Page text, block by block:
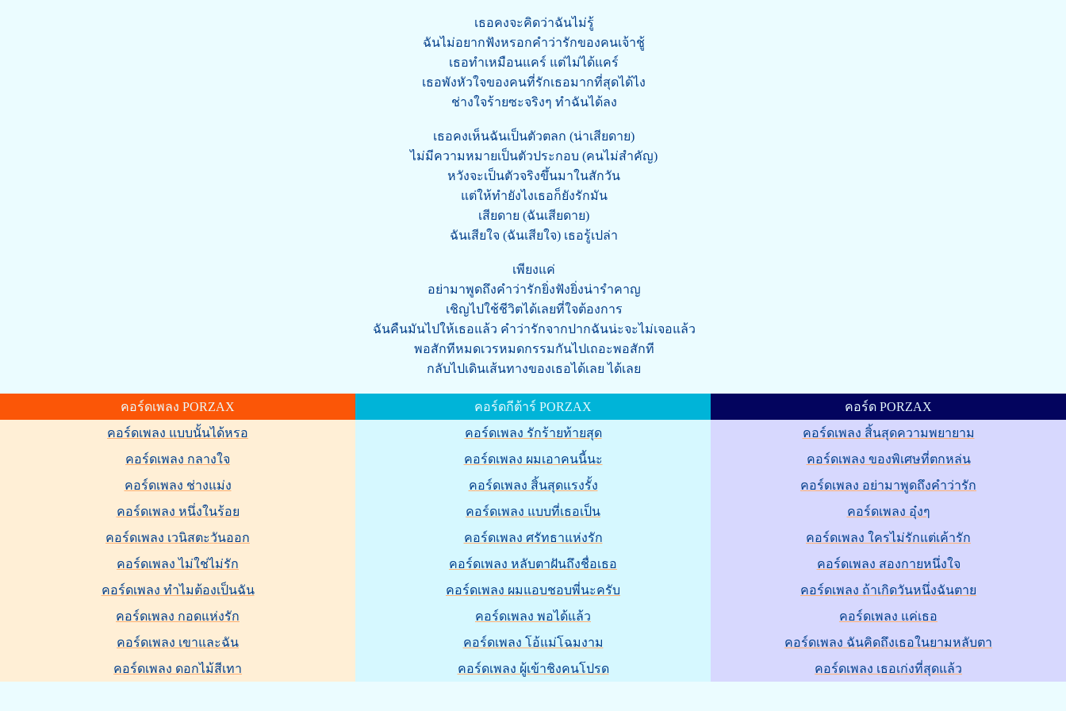
เธอคงจะคิดว่าฉันไม่รู้
ฉันไม่อยากฟังหรอกคำว่ารักของคนเจ้าชู้
เธอทำเหมือนแคร์ แต่ไม่ได้แคร์
เธอพังหัวใจของคนที่รักเธอมากที่สุดได้ไง
ช่างใจร้ายซะจริงๆ ทำฉันได้ลง
เธอคงเห็นฉันเป็นตัวตลก (น่าเสียดาย)
ไม่มีความหมายเป็นตัวประกอบ (คนไม่สำคัญ)
หวังจะเป็นตัวจริงขึ้นมาในสักวัน
แต่ให้ทำยังไงเธอก็ยังรักมัน
เสียดาย (ฉันเสียดาย)
ฉันเสียใจ (ฉันเสียใจ) เธอรู้เปล่า
เพียงแค่
อย่ามาพูดถึงคำว่ารักยิ่งฟังยิ่งน่ารำคาญ
เชิญไปใช้ชีวิตได้เลยที่ใจต้องการ
ฉันคืนมันไปให้เธอแล้ว คำว่ารักจากปากฉันน่ะจะไม่เจอแล้ว
พอสักทีหมดเวรหมดกรรมกันไปเถอะพอสักที
กลับไปเดินเส้นทางของเธอได้เลย ได้เลย
คอร์ดเพลง PORZAX
คอร์ดเพลง แบบนั้นได้หรอ
คอร์ดเพลง กลางใจ
คอร์ดเพลง ช่างแม่ง
คอร์ดเพลง หนึ่งในร้อย
คอร์ดเพลง เวนิสตะวันออก
คอร์ดเพลง ไม่ใช่ไม่รัก
คอร์ดเพลง ทำไมต้องเป็นฉัน
คอร์ดเพลง กอดแห่งรัก
คอร์ดเพลง เขาและฉัน
คอร์ดเพลง ดอกไม้สีเทา
คอร์ดกีต้าร์ PORZAX
คอร์ดเพลง รักร้ายท้ายสุด
คอร์ดเพลง ผมเอาคนนี้นะ
คอร์ดเพลง สิ้นสุดแรงรั้ง
คอร์ดเพลง แบบที่เธอเป็น
คอร์ดเพลง ศรัทธาแห่งรัก
คอร์ดเพลง หลับตาฝันถึงชื่อเธอ
คอร์ดเพลง ผมแอบชอบพี่นะครับ
คอร์ดเพลง พอได้แล้ว
คอร์ดเพลง โอ้แม่โฉมงาม
คอร์ดเพลง ผู้เข้าชิงคนโปรด
คอร์ด PORZAX
คอร์ดเพลง สิ้นสุดความพยายาม
คอร์ดเพลง ของพิเศษที่ตกหล่น
คอร์ดเพลง อย่ามาพูดถึงคำว่ารัก
คอร์ดเพลง อุ๋งๆ
คอร์ดเพลง ใครไม่รักแต่เค้ารัก
คอร์ดเพลง สองกายหนึ่งใจ
คอร์ดเพลง ถ้าเกิดวันหนึ่งฉันตาย
คอร์ดเพลง แค่เธอ
คอร์ดเพลง ฉันคิดถึงเธอในยามหลับตา
คอร์ดเพลง เธอเก่งที่สุดแล้ว